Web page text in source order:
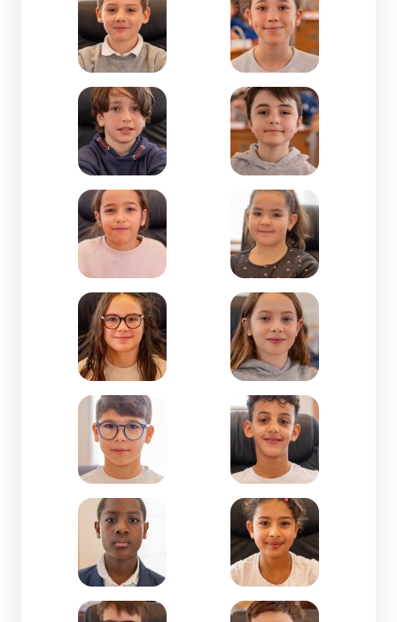
Zoom de l'image Mathis HILLE-CM1-Isly
Zoom de l'image Mathis
Zoom de l'image Mellina DRIASSA-CE2-Miquèl
Zoom de l'image Melya
Zoom de l'image Mérone BEVITORI-CM1-
Zoom de l'image Mila
Zoom de l'image Naël BOUTALEB-CE2-Jean
Zoom de l'image Naïm
Zoom de l'image Nasime ALI HOUMADI-CM2-
Zoom de l'image Nayssa
Zoom de l'image Noah BERTRAND NANU-CM2-
Zoom de l'image